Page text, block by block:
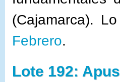
(Cajamarca).
Febrero.
Lote 192: